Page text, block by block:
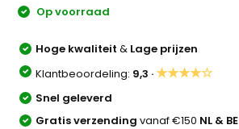
Op voorraad
Hoge kwaliteit& Lage prijzen
Klantbeoordeling: 9,3 ·★★★★☆
Snel geleverd
Gratis verzendingvanaf €150 NL & BE